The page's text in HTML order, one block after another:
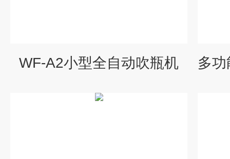
WF-A2小型全自动吹瓶机